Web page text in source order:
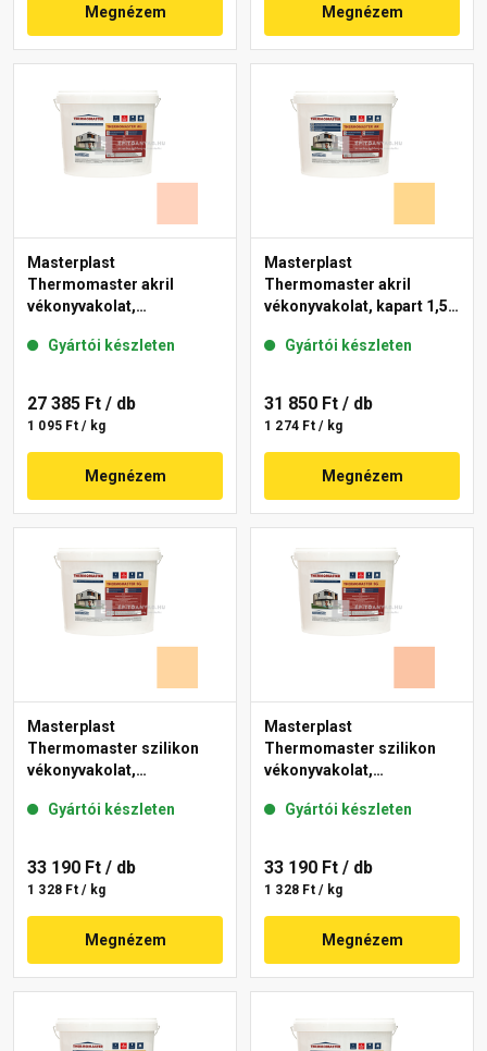
Megnézem Megnézem
Masterplast
Thermomaster akril
vékonyvakolat,
15-E 25 kg
Gyártói készleten
27 385 Ft / db
1 095 Ft / kg
Megnézem
Masterplast
Thermomaster akril
vékonyvakolat, kapart 1,5
Gyártói készleten
31 850 Ft / db
1 274 Ft / kg
Megnézem
Masterplast
Thermomaster szilikon
vékonyvakolat,
06-E 25 kg
Gyártói készleten
33 190 Ft / db
1 328 Ft / kg
Megnézem
Masterplast
Thermomaster szilikon
vékonyvakolat,
11-D 25 kg
Gyártói készleten
33 190 Ft / db
1 328 Ft / kg
Megnézem